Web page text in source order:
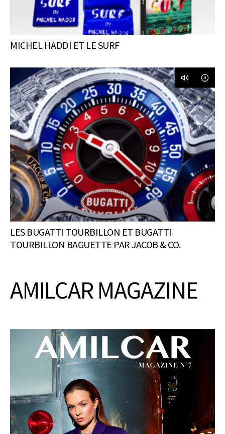
MICHEL HADDI ET LE SURF
LES BUGATTI TOURBILLON ET BUGATTI
TOURBILLON BAGUETTE PAR JACOB & CO.
AMILCAR MAGAZINE